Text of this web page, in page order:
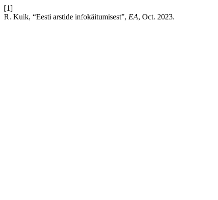
[1]
R. Kuik, “Eesti arstide infokäitumisest”, EA, Oct. 2023.